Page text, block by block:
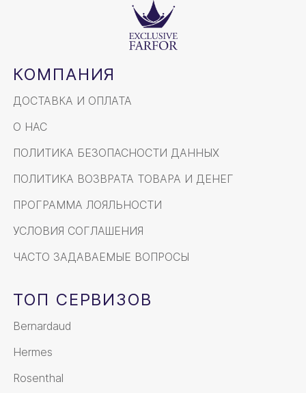
КОМПАНИЯ
ДОСТАВКА И ОПЛАТА
О НАС
ПОЛИТИКА БЕЗОПАСНОСТИ ДАННЫХ
ПОЛИТИКА ВОЗВРАТА ТОВАРА И ДЕНЕГ
ПРОГРАММА ЛОЯЛЬНОСТИ
УСЛОВИЯ СОГЛАШЕНИЯ
ЧАСТО ЗАДАВАЕМЫЕ ВОПРОСЫ
ТОП СЕРВИЗОВ
Bernardaud
Hermes
Rosenthal